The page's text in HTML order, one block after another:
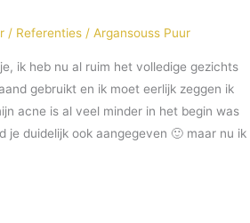
/ Referenties / Argansouss Puur
ik heb nu al ruim het volledige gezichts
gebruikt en ik moet eerlijk zeggen ik
acne is al veel minder in het begin was
je duidelijk ook aangegeven 🙂 maar nu ik